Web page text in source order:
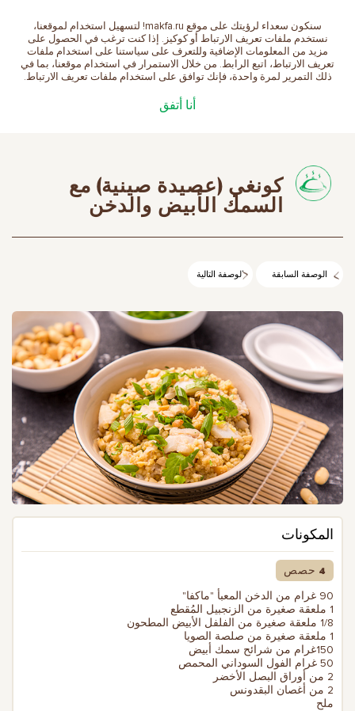
سنكون سعداء لرؤيتك على موقع makfa.ru! لتسهيل استخدام لموقعنا،
نستخدم ملفات تعريف الارتباط أو كوكيز. إذا كنت ترغب في الحصول على
مزيد من المعلومات الإضافية وللتعرف على سياستنا على استخدام ملفات
تعريف الارتباط، اتبع الرابط. من خلال الاستمرار في استخدام موقعنا، بما في
ذلك التمرير لمرة واحدة، فإنك توافق على استخدام ملفات تعريف الارتباط.
أنا أتفق
العربية
الوصفات
كونغي (عصيدة صينية) مع
السمك الأبيض والدخن
الوصفة السابقة الوصفة التالية
المكونات
4 حصص
90 غرام من الدخن المعبأ "ماكفا"
1 ملعقة صغيرة من الزنجبيل المُقطع
1/8 ملعقة صغيرة من الفلفل الأبيض المطحون
1 ملعقة صغيرة من صلصة الصويا
150غرام من شرائح سمك أبيض
50 غرام الفول السوداني المحمص
2 من أوراق البصل الأخضر
2 من أغصان البقدونس
ملح